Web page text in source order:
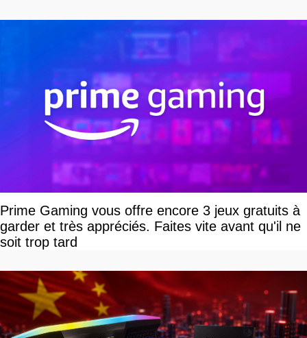
Prime Gaming vous offre encore 3 jeux gratuits à
garder et très appréciés. Faites vite avant qu'il ne
soit trop tard